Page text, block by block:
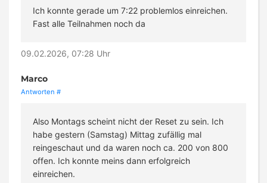
Ich konnte gerade um 7:22 problemlos einreichen.
Fast alle Teilnahmen noch da
09.02.2026, 07:28 Uhr
Marco
Antworten #
Also Montags scheint nicht der Reset zu sein. Ich
habe gestern (Samstag) Mittag zufällig mal
reingeschaut und da waren noch ca. 200 von 800
offen. Ich konnte meins dann erfolgreich
einreichen.